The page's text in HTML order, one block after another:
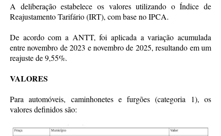
A deliberação estabelece os valores utilizando o Índice de
Reajustamento Tarifário (IRT), com base no IPCA.
De acordo com a ANTT, foi aplicada a variação acumulada
entre novembro de 2023 e novembro de 2025, resultando em um
reajuste de 9,55%.
VALORES
Para automóveis, caminhonetes e furgões (categoria 1), os
valores definidos são: